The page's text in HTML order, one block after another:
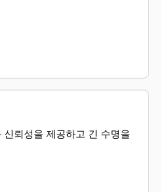
뢰성을 제공하고 긴 수명을